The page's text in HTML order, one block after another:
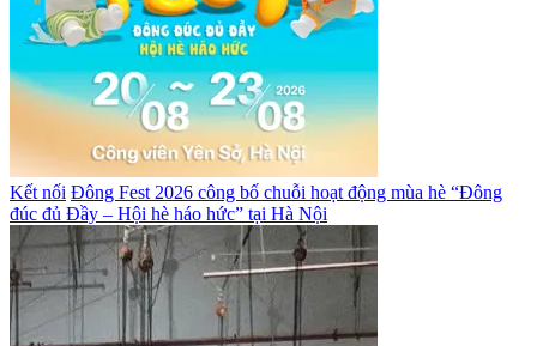
Kết nối Đông Fest 2026 công bố chuỗi hoạt động mùa hè “Đông
đúc đủ Đầy – Hội hè háo hức” tại Hà Nội